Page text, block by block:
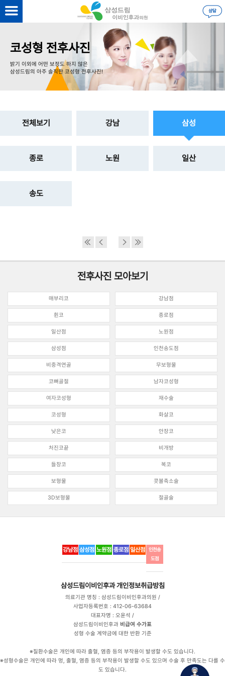
코성형 전후사진
밝기 이외에 어떤 보정도 하지 않은
삼성드림의 아주 솔직한 코성형 전후사진!
을 하시면더 자세한 정보
전체보기 강남 삼성
종로 노원 일산
송도
전후사진 모아보기
매부리코 강남점
휜코 종로점
일산점 노원점
삼성점 인천송도점
비중격연골 무보형물
코뼈골절 남자코성형
여자코성형 재수술
코성형 화살코
낮은코 안장코
처진코끝 비개방
들창코 복코
보형물 콧볼축소술
3D보형물 절골술
강남점 삼성점 노원점 종로점 일산점
인천송
도점
삼성드림이비인후과 개인정보취급방침
의료기관 명칭 : 삼성드림이비인후과의원 /
사업자등록번호 : 412-06-63684
대표자명 : 오윤석 /
삼성드림이비인후과 비급여 수가표
성형 수술 계약금에 대한 반환 기준
※질환수술은 개인에 따라 출혈, 염증 등의 부작용이 발생할 수도 있습니다.
※성형수술은 개인에 따라 멍, 출혈, 염증 등의 부작용이 발생할 수도 있으며 수술 후 만족도는 다를 수
도 있습니다.